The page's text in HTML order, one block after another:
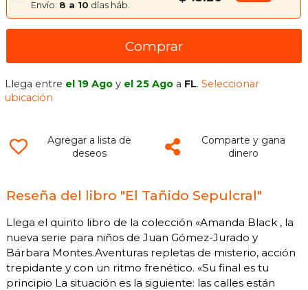
Envío: 8 a 10 días háb.
Comprar
Llega entre el 19 Ago y el 25 Ago a FL.Seleccionar
ubicación
Agregar a lista de
deseos
Comparte y gana
dinero
Reseña del libro "El Tañido Sepulcral"
Llega el quinto libro de la colección «Amanda Black , la
nueva serie para niños de Juan Gómez-Jurado y
Bárbara Montes.Aventuras repletas de misterio, acción
trepidante y con un ritmo frenético. «Su final es tu
principio La situación es la siguiente: las calles están